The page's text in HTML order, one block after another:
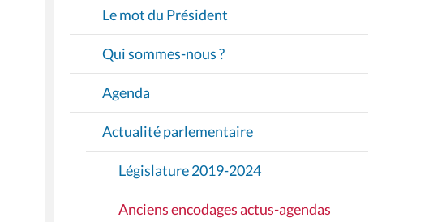
G
T
O
Le mot du Président
Qui sommes-nous ?
Agenda
Actualité parlementaire
Législature 2019-2024
Anciens encodages actus-agendas